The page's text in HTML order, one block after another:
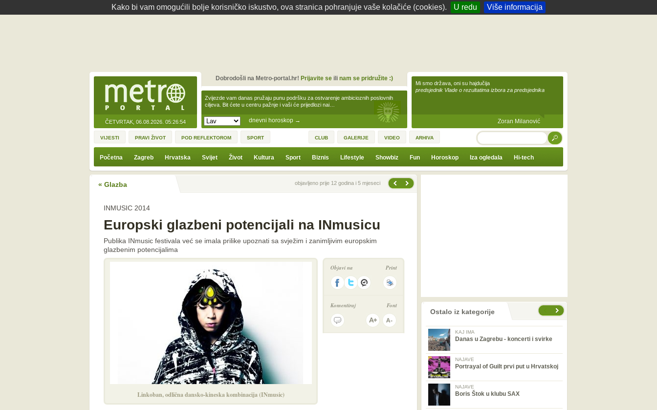
Kako bi vam omogućili bolje korisničko iskustvo, ova stranica pohranjuje vaše kolačiće (cookies). U redu Više informacija
ČETVRTAK, 06.08.2026. 05:26:54 dnevni horoskop →
Zvijezde vam danas pružaju punu podršku za ostvarenje ambicioznih poslovnih
ciljeva. Bit ćete u centru pažnje i vaši će prijedlozi nai…
Dobrodošli na Metro-portal.hr! Prijavite seili nam se pridružite :)
Mi smo država, oni su hajdučija
predsjednik Vlade o rezultatima izbora za predsjednika
Zoran Milanović
VIJESTI PRAVI ŽIVOT POD REFLEKTOROM SPORT CLUB GALERIJE VIDEO ARHIVA TRAŽI
Početna Zagreb Hrvatska Svijet Život Kultura Sport Biznis Lifestyle Showbiz Fun Horoskop Iza ogledala Hi-tech
« Glazba Prethodna vijestobjavljeno prije 12 godina i 5 mjeseci
INMUSIC 2014
Europski glazbeni potencijali na INmusicu
Publika INmusic festivala već se imala prilike upoznati sa svježim i zanimljivim europskim
glazbenim potencijalima
Linkoban, odlična dansko-kineska kombinacija (INmusic)
Objavi na Print
Komentiraj Fontprethodno Ostalo iz kategorije
KAJ IMA
Danas u Zagrebu - koncerti i svirke
NAJAVE
Portrayal of Guilt prvi put u Hrvatskoj
NAJAVE
Boris Štok u klubu SAX